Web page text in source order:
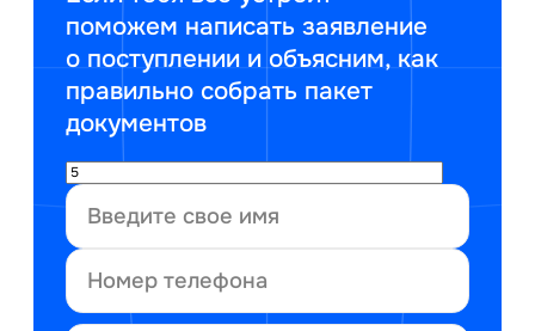
поможем написать заявление
о поступлении и объясним, как
правильно собрать пакет
документов